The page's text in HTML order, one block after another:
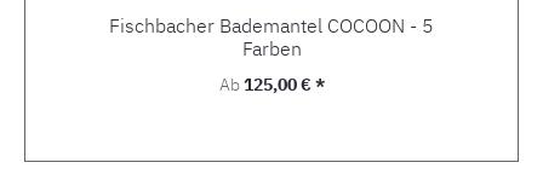
Fischbacher Bademantel COCOON - 5
Farben
Regulärer Preis:
Ab125,00 € *